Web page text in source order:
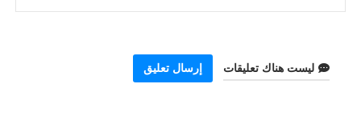
ليست هناك تعليقات إرسال تعليق